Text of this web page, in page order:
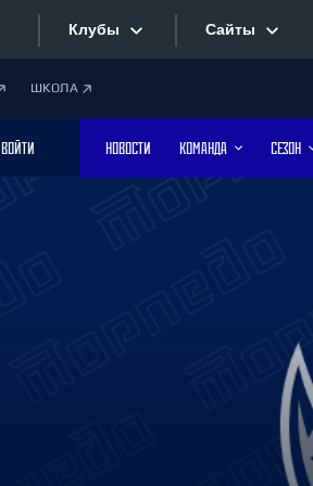
Клубы
Дивизион Боброва
Лада
Сайты
Фотобанк
ШКОЛА
ВОЙТИ НОВОСТИ КОМАНДА СЕЗОН